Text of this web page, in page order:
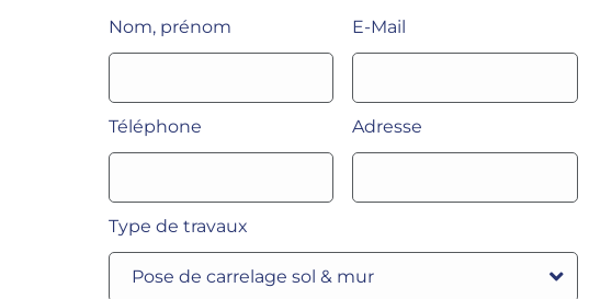
Nom, prénom E-Mail
Téléphone Adresse
Type de travaux